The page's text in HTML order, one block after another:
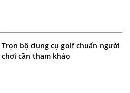
Trọn bộ dụng cụ golf chuẩn người
chơi cần tham khảo